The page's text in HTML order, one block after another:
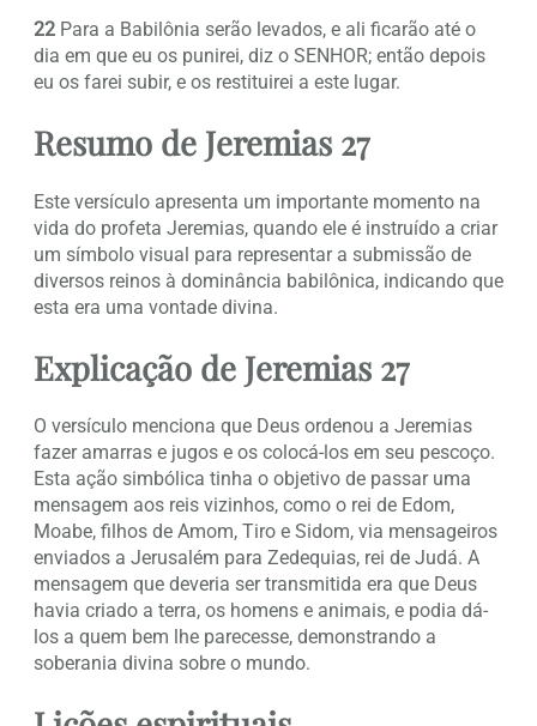
22 Para a Babilônia serão levados, e ali ficarão até o
dia em que eu os punirei, diz o SENHOR; então depois
eu os farei subir, e os restituirei a este lugar.
Resumo de Jeremias 27
Este versículo apresenta um importante momento na
vida do profeta Jeremias, quando ele é instruído a criar
um símbolo visual para representar a submissão de
diversos reinos à dominância babilônica, indicando que
esta era uma vontade divina.
Explicação de Jeremias 27
O versículo menciona que Deus ordenou a Jeremias
fazer amarras e jugos e os colocá-los em seu pescoço.
Esta ação simbólica tinha o objetivo de passar uma
mensagem aos reis vizinhos, como o rei de Edom,
Moabe, filhos de Amom, Tiro e Sidom, via mensageiros
enviados a Jerusalém para Zedequias, rei de Judá. A
mensagem que deveria ser transmitida era que Deus
havia criado a terra, os homens e animais, e podia dá-
los a quem bem lhe parecesse, demonstrando a
soberania divina sobre o mundo.